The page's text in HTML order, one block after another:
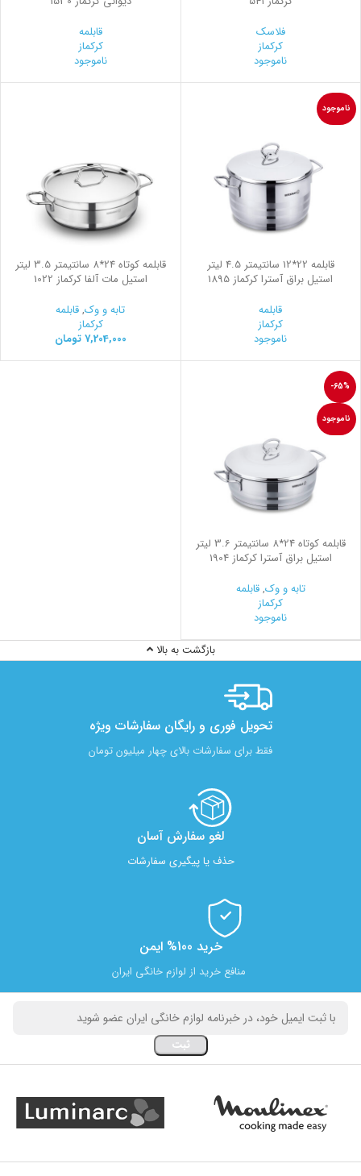
فلاسک
کرکماز
ناموجود
قابلمه
کرکماز
ناموجود
ناموجود
قابلمه 22*12 سانتیمتر 4.5 لیتر
استیل براق آسترا کرکماز 1895
قابلمه
کرکماز
ناموجود
قابلمه کوتاه 24*8 سانتیمتر 3.5 لیتر
استیل مات آلفا کرکماز 1022
تابه و وک,قابلمه
کرکماز
7,204,000 تومان
-65%
ناموجود
قابلمه کوتاه 24*8 سانتیمتر 3.6 لیتر
استیل براق آسترا کرکماز 1904
تابه و وک,قابلمه
کرکماز
ناموجود
بازگشت به بالا
تحویل فوری و رایگان سفارشات ویژه
فقط برای سفارشات بالای چهار میلیون تومان
لغو سفارش آسان​
حذف یا پیگیری سفارشات
خرید 100% ایمن
منافع خرید از لوازم خانگی ایران